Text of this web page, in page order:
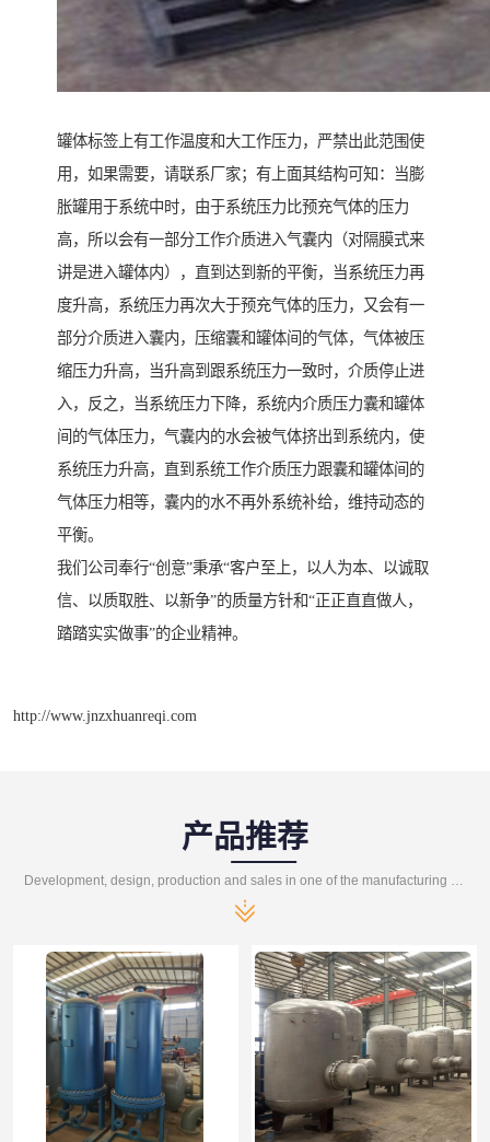
罐体标签上有工作温度和大工作压力，严禁出此范围使
用，如果需要，请联系厂家；有上面其结构可知：当膨
胀罐用于系统中时，由于系统压力比预充气体的压力
高，所以会有一部分工作介质进入气囊内（对隔膜式来
讲是进入罐体内），直到达到新的平衡，当系统压力再
度升高，系统压力再次大于预充气体的压力，又会有一
部分介质进入囊内，压缩囊和罐体间的气体，气体被压
缩压力升高，当升高到跟系统压力一致时，介质停止进
入，反之，当系统压力下降，系统内介质压力囊和罐体
间的气体压力，气囊内的水会被气体挤出到系统内，使
系统压力升高，直到系统工作介质压力跟囊和罐体间的
气体压力相等，囊内的水不再外系统补给，维持动态的
平衡。
我们公司奉行“创意”秉承“客户至上，以人为本、以诚取
信、以质取胜、以新争”的质量方针和“正正直直做人，
踏踏实实做事”的企业精神。
http://www.jnzxhuanreqi.com
产品推荐